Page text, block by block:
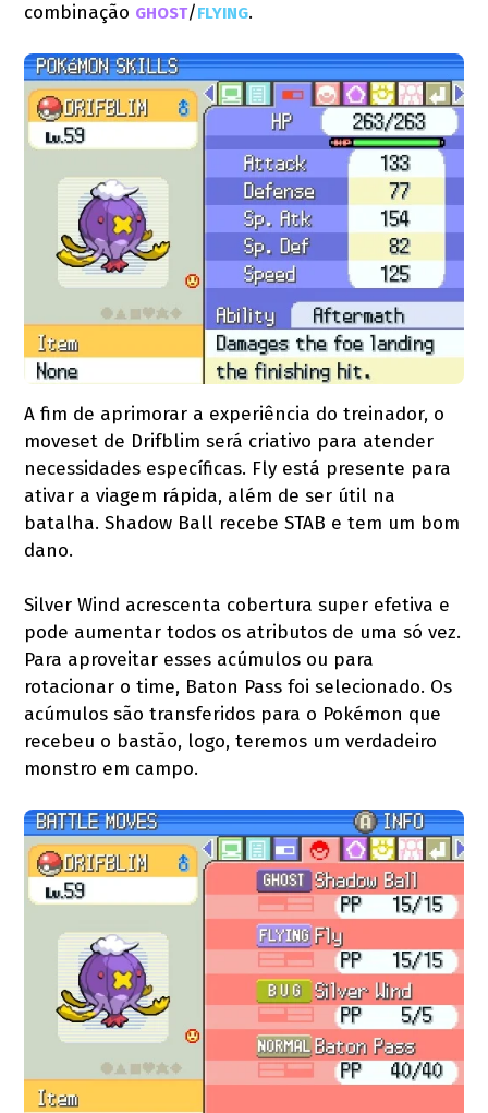
combinação GHOST/FLYING.
A fim de aprimorar a experiência do treinador, o
moveset de Drifblim será criativo para atender
necessidades específicas. Fly está presente para
ativar a viagem rápida, além de ser útil na
batalha. Shadow Ball recebe STAB e tem um bom
dano.
Silver Wind acrescenta cobertura super efetiva e
pode aumentar todos os atributos de uma só vez.
Para aproveitar esses acúmulos ou para
rotacionar o time, Baton Pass foi selecionado. Os
acúmulos são transferidos para o Pokémon que
recebeu o bastão, logo, teremos um verdadeiro
monstro em campo.